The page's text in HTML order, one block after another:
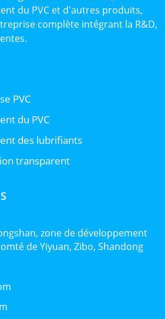
du PVC et d'autres produits,
complète intégrant la R&D,
PVC
du PVC
des lubrifiants
transparent
zone de développement
de Yiyuan, Zibo, Shandong